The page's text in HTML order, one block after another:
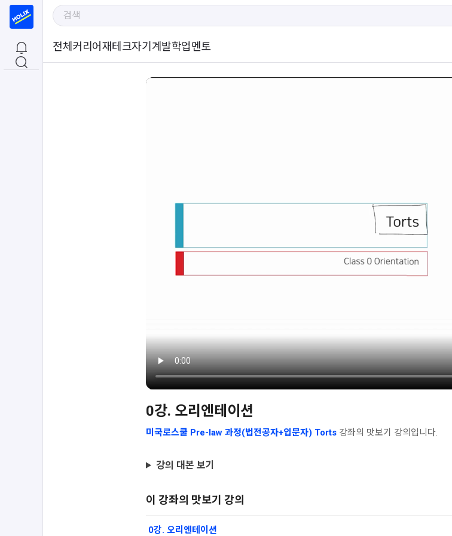
전체 커리어재테크자기계발학업멘토
0강. 오리엔테이션
미국로스쿨 Pre-law 과정(법전공자+입문자) Torts 강좌의 맛보기 강의입니다.
강의 대본 보기
이 강좌의 맛보기 강의
0강. 오리엔테이션